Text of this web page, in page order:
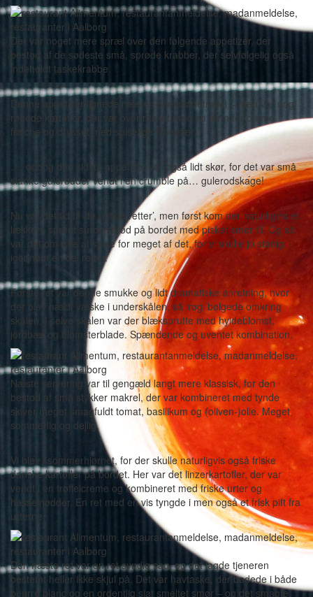
Der var noget mere spræl over den følgende appetizer, der
bestod af de sødeste små, sprøde krabber, der selvfølgelig også
indeholdt taskekrabbe.
Denne appetizer lignede næsten chokoladetrøffel – men var dog
røgede kartofler, der var overtrukket med en form for creme
fraiche og drysset med spiselige blomster.
…. oooog den sidste appetizer var også lidt skør, for det var små
slanke gulerødder vendt i en crumble på… gulerodskage!
Nu var det tid til ‘de rigtige retter’, men først kom der naturligvis et
lækkert, sprødt surdejsbrød på bordet med pisket smør til. Og så
var det om ikke at spise for meget af det, for vi skulle jo stadig
igennem en del retter.
Første ret var denne smukke og lidt dramatiske anretning, hvor
der blev hældt væske i underskålen, så ‘røg’ bølgede omkring
skålen. I selve skålen var der blæksprutte med hyldeblomst,
jordbær og blomsterblade. Spændende og uventet kombination.
Næste servering var til gengæld langt mere klassisk, for den
bestod af små stykker makrel, der var kombineret med tynde
skiver meget smagfuldt tomat, basilikum og (oliven-)olie. Meget
sommerlig og dejlig.
Vi blev i sommerhjørnet, for der skulle naturligvis også friske
danske kartofler på bordet. Her var det linzerkartofler, der var
vendt i en trøffelcreme og kombineret med friske urter og
hasselnødder. En ret med en vis tyngde i men også et frisk pift fra
urterne.
Den næste ret var en ret syndig sag, og det lagde tjeneren
bestemt heller ikke skjul på. Det var havtaske, der badede i både
beurre blanc og en ordentlig sjat smeltet smør – og det smagte,